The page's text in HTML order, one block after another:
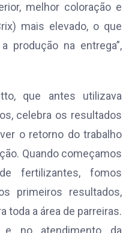
melhor coloração e
mais elevado, o que
produção na entrega”,
que antes utilizava
celebra os resultados
o retorno do trabalho
Quando começamos
fertilizantes, fomos
primeiros resultados,
toda a área de parreiras.
no atendimento da